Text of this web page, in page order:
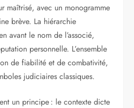
maîtrisé, avec un monogramme
brève. La hiérarchie
avant le nom de l’associé,
personnelle. L’ensemble
de fiabilité et de combativité,
judiciaires classiques.
un principe : le contexte dicte